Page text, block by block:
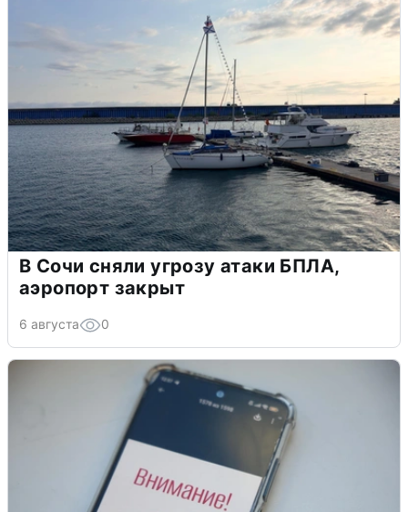
В Сочи сняли угрозу атаки БПЛА,
аэропорт закрыт
6 августа 0